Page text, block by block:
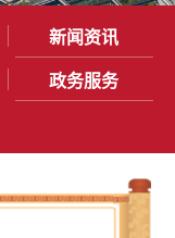
新闻资讯
政务服务